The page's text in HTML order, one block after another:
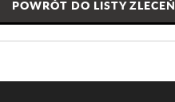
POWRÓT DO LISTY ZLECEŃ